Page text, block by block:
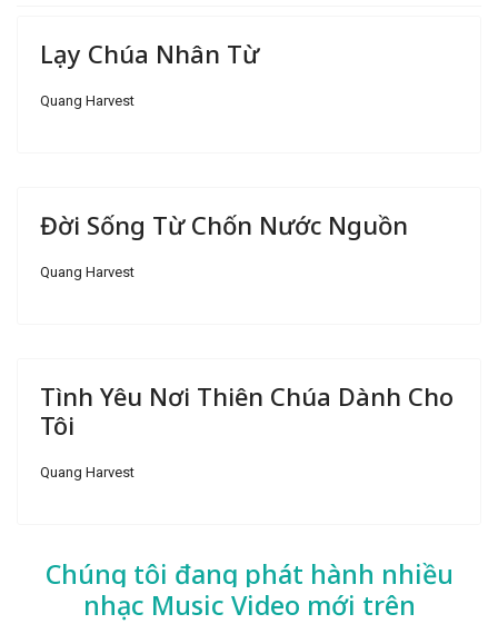
Lạy Chúa Nhân Từ
Quang Harvest
Đời Sống Từ Chốn Nước Nguồn
Quang Harvest
Tình Yêu Nơi Thiên Chúa Dành Cho
Tôi
Quang Harvest
Chúng tôi đang phát hành nhiều
nhạc Music Video mới trên